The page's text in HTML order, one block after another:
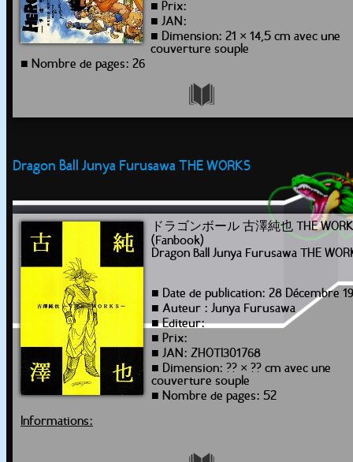
■ Prix:
■ JAN:
■ Dimension: 21 × 14,5 cm avec une
couverture souple
■ Nombre de pages: 26
Dragon Ball Junya Furusawa THE WORKS
ドラゴンボール 古澤純也 THE
(Fanbook)
Dragon Ball Junya Furusawa THE
■ Date de publication: 28 Décembre
■ Auteur : Junya Furusawa
■ Editeur:
■ Prix:
■ JAN: ZHOTI301768
■ Dimension: ?? × ?? cm avec une
couverture souple
■ Nombre de pages: 52
Informations: